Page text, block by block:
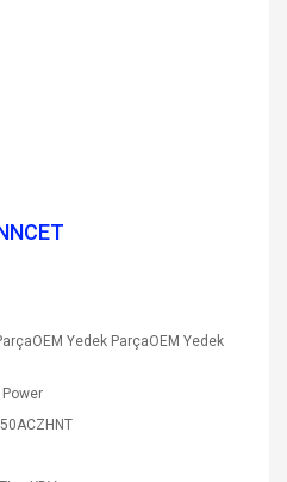
Yedek ParçaOEM Yedek
Power